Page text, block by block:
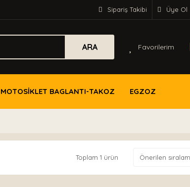
Sipariş Takibi Üye Ol
ARA Favorilerim
MOTOSİKLET BAGLANTI-TAKOZ EGZOZ
Toplam 1 ürün